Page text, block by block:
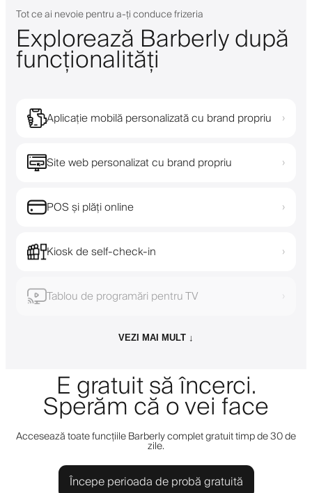
Tot ce ai nevoie pentru a-ți conduce frizeria
Explorează Barberly după
funcționalități
Aplicație mobilă personalizată cu brand propriu ›
Site web personalizat cu brand propriu ›
POS și plăți online ›
Kiosk de self-check-in ›
Tablou de programări pentru TV ›
VEZI MAI MULT ↓
E gratuit să încerci.
Sperăm că o vei face
Accesează toate funcțiile Barberly complet gratuit timp de 30 de
zile.
Începe perioada de probă gratuită